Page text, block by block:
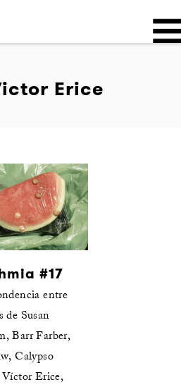
Erice
#17
entre
de Susan
Barr Farber,
Calypso
Erice,